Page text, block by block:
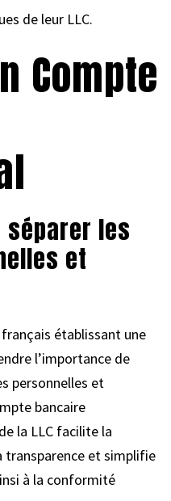
de leur LLC.
Compte
séparer les
et
établissant une
l’importance de
personnelles et
bancaire
la LLC facilite la
transparence et simplifie
à la conformité